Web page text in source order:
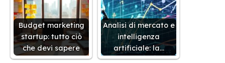
Budget marketing
startup: tutto ciò
che devi sapere
Analisi di mercato e
intelligenza
artificiale: la…